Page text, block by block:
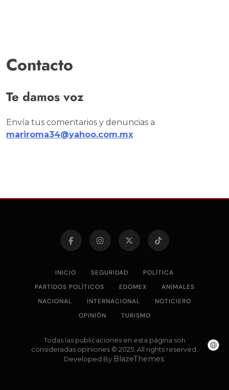
Contacto
Te damos voz
Envía tus comentarios y denuncias a
mariroma34@yahoo.com.mx
INICIO SEGURIDAD
POLÍTICA
PARTIDOS POLÍTICOS
EDOMEX
ANIMALES
NACIONAL
INTERNACIONAL
NOTICIERO
OPINIÓN
TURISMO
Todas las publicaciones en esta página son
consideradas opiniones © 2025. All rights reserved.
Developed By BlazeThemes.